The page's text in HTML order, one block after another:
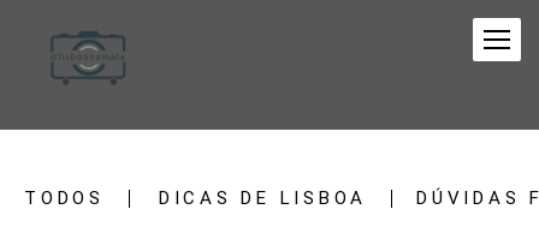
TODOS DICAS DE LISBOA DÚVIDAS